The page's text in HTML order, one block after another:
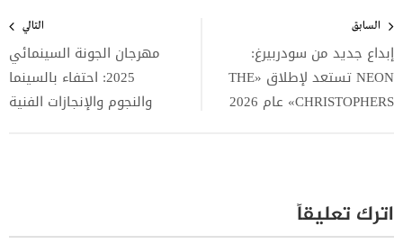
المقالات
السابق
إبداع جديد من سودربيرغ:
NEON تستعد لإطلاق «THE
CHRISTOPHERS» عام 2026
التالي
مهرجان الجونة السينمائي
2025: احتفاء بالسينما
والنجوم والإنجازات الفنية
اترك تعليقاً